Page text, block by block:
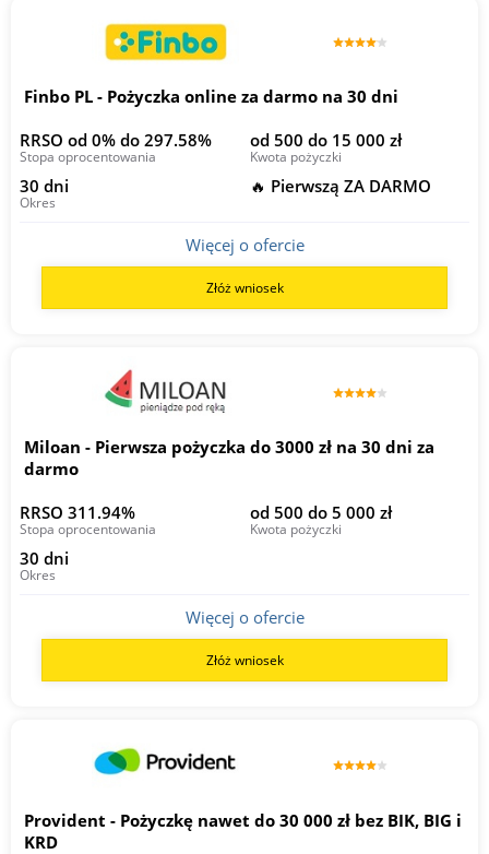
Finbo PL - Pożyczka online za darmo na 30 dni
RRSO od 0% do 297.58%
Stopa oprocentowania
od 500 do 15 000 zł
Kwota pożyczki
30 dni
Okres
🔥 Pierwszą ZA DARMO
Więcej o ofercie
Złóż wniosek
Miloan - Pierwsza pożyczka do 3000 zł na 30 dni za
darmo
RRSO 311.94%
Stopa oprocentowania
od 500 do 5 000 zł
Kwota pożyczki
30 dni
Okres
Więcej o ofercie
Złóż wniosek
Provident - Pożyczkę nawet do 30 000 zł bez BIK, BIG i
KRD